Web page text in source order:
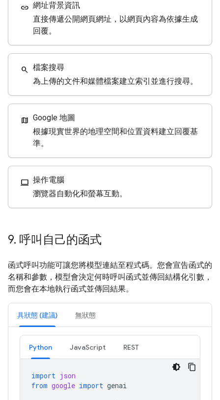
link 網址背景資訊
直接傳遞公開網頁網址，以網頁內容為依據生成
回覆。
search 檔案搜尋
為上傳的文件和媒體檔案建立索引並進行搜尋。
map Google 地圖
根據現實世界的地理空間和位置資料建立回覆基
準。
computer 操作電腦
瀏覽器自動化和螢幕互動。
9. 呼叫自己的函式
函式呼叫功能可讓您將模型連結至程式碼。您會宣告函式的
名稱和參數，模型會決定何時呼叫函式並傳回結構化引數，
而您會在本地執行函式並傳回結果。
具狀態 (建議) 無狀態
Python JavaScript REST
import json
from google import genai